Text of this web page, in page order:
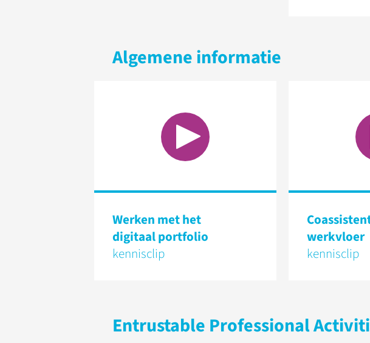
Algemene informatie
Werken met het
digitaal portfolio
kennisclip
werkvloer
kennisclip
Entrustable Professional